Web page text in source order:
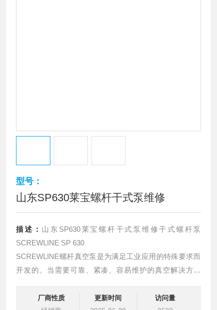
型号：
山东SP630莱宝螺杆干式泵维修
描述： 山东SP630莱宝螺杆干式泵维修干式螺杆泵
SCREWLINE SP 630
SCREWLINE螺杆真空泵是为满足工业应用的特殊要求而
开发的。当需要可靠、紧凑、容易维护的真空解决方案
厂商性质
更新时间
访问量